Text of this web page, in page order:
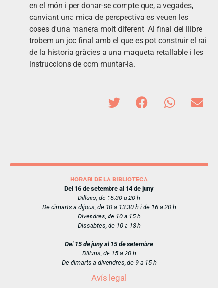
en el món i per donar-se compte que, a vegades,
canviant una mica de perspectiva es veuen les
coses d'una manera molt diferent. Al final del llibre
trobem un joc final amb el que es pot construir el rai
de la historia gràcies a una maqueta retallable i les
instruccions de com muntar-la.
HORARI DE LA BIBLIOTECA
Del 16 de setembre al 14 de juny
Dilluns, de 15.30 a 20 h
De dimarts a dijous, de 10 a 13.30 h i de 16 a 20 h
Divendres, de 10 a 15 h
Dissabtes, de 10 a 13 h
Del 15 de juny al 15 de setembre
Dilluns, de 15 a 20 h
De dimarts a divendres, de 9 a 15 h
Avís legal